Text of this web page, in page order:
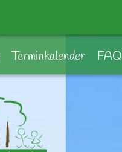
Terminkalender FAQ